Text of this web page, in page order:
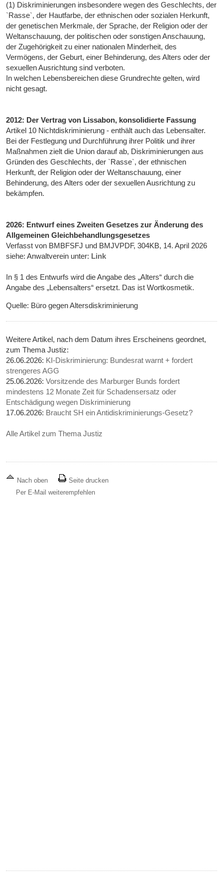
(1) Diskriminierungen insbesondere wegen des Geschlechts, der
`Rasse`, der Hautfarbe, der ethnischen oder sozialen Herkunft,
der genetischen Merkmale, der Sprache, der Religion oder der
Weltanschauung, der politischen oder sonstigen Anschauung,
der Zugehörigkeit zu einer nationalen Minderheit, des
Vermögens, der Geburt, einer Behinderung, des Alters oder der
sexuellen Ausrichtung sind verboten.
In welchen Lebensbereichen diese Grundrechte gelten, wird
nicht gesagt.
2012: Der Vertrag von Lissabon, konsolidierte Fassung
Artikel 10 Nichtdiskriminierung - enthält auch das Lebensalter.
Bei der Festlegung und Durchführung ihrer Politik und ihrer
Maßnahmen zielt die Union darauf ab, Diskriminierungen aus
Gründen des Geschlechts, der `Rasse`, der ethnischen
Herkunft, der Religion oder der Weltanschauung, einer
Behinderung, des Alters oder der sexuellen Ausrichtung zu
bekämpfen.
2026: Entwurf eines Zweiten Gesetzes zur Änderung des
Allgemeinen Gleichbehandlungsgesetzes
Verfasst von BMBFSFJ und BMJVPDF, 304KB, 14. April 2026
siehe: Anwaltverein unter: Link
In § 1 des Entwurfs wird die Angabe des „Alters“ durch die
Angabe des „Lebensalters“ ersetzt. Das ist Wortkosmetik.
Quelle: Büro gegen Altersdiskriminierung
Weitere Artikel, nach dem Datum ihres Erscheinens geordnet,
zum Thema Justiz:
26.06.2026: KI-Diskriminierung: Bundesrat warnt + fordert
strengeres AGG
25.06.2026:Vorsitzende des Marburger Bunds fordert
mindestens 12 Monate Zeit für Schadensersatz oder
Entschädigung wegen Diskriminierung
17.06.2026: Braucht SH ein Antidiskriminierungs-Gesetz?
Alle Artikel zum Thema Justiz
Nach oben
Seite drucken
Per E-Mail weiterempfehlen